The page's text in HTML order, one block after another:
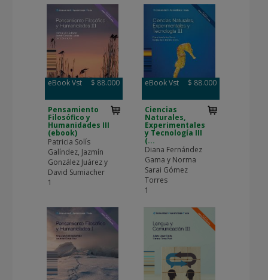
eBook Vst $ 88.000
Pensamiento
Filosófico y
Humanidades III
(ebook)
Patricia Solís
Galíndez, Jazmín
González Juárez y
David Sumiacher
1
eBook Vst $ 88.000
Ciencias
Naturales,
Experimentales
y Tecnología III
(...
Diana Fernández
Gama y Norma
Sarai Gómez
Torres
1